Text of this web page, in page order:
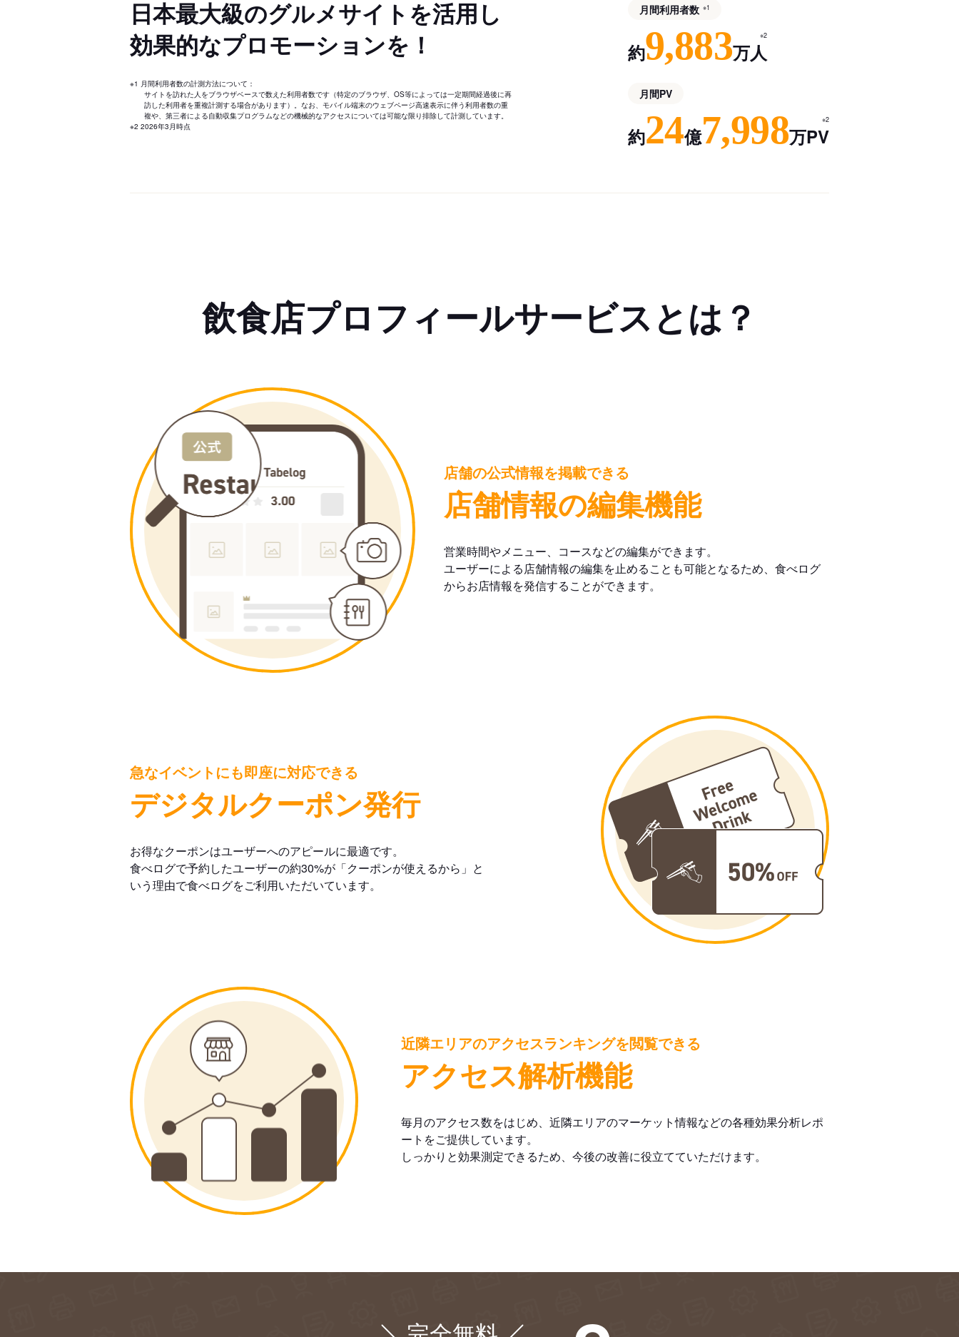
日本最大級のグルメサイトを活用し
効果的なプロモーションを！
※1 月間利用者数の計測方法について：
サイトを訪れた人をブラウザベースで数えた利用者数です（特定のブラウザ、OS等によっては一定期間経過後に再
訪した利用者を重複計測する場合があります）。なお、モバイル端末のウェブページ高速表示に伴う利用者数の重
複や、第三者による自動収集プログラムなどの機械的なアクセスについては可能な限り排除して計測しています。
※2 2026年3月時点
月間利用者数 ※1
約9,883万人
※2
月間PV
約24億7,998万PV
※2
飲食店プロフィールサービスとは？
店舗の公式情報を掲載できる
店舗情報の編集機能
営業時間やメニュー、コースなどの編集ができます。
ユーザーによる店舗情報の編集を止めることも可能となるため、食べログ
からお店情報を発信することができます。
急なイベントにも即座に対応できる
デジタルクーポン発行
お得なクーポンはユーザーへのアピールに最適です。
食べログで予約したユーザーの約30%が「クーポンが使えるから」と
いう理由で食べログをご利用いただいています。
近隣エリアのアクセスランキングを閲覧できる
アクセス解析機能
毎月のアクセス数をはじめ、近隣エリアのマーケット情報などの各種効果分析レポ
ートをご提供しています。
しっかりと効果測定できるため、今後の改善に役立てていただけます。